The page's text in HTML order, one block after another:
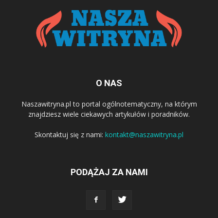
O NAS
Naszawitryna.pl to portal ogólnotematyczny, na którym
znajdziesz wiele ciekawych artykułów i poradników.
Skontaktuj się z nami: kontakt@naszawitryna.pl
PODĄŻAJ ZA NAMI